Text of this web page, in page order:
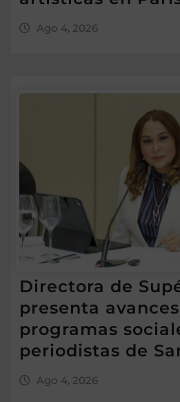
Ago 4, 2026
Directora de
presenta
programas
periodistas de
Ago 4, 2026